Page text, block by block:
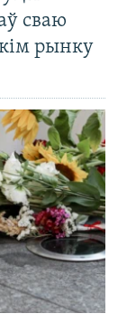
сваю
рынку